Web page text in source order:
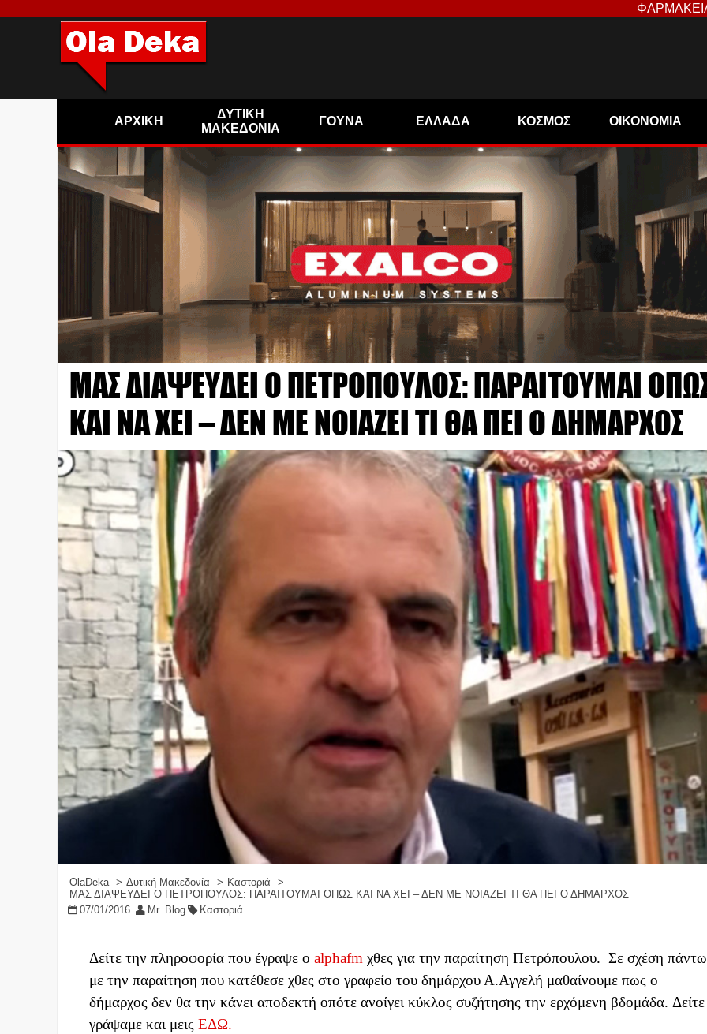
ΑΡΧΙΚΗ
ΔΥΤΙΚΗ
ΜΑΚΕΔΟΝΙΑ
ΓΟΥΝΑ ΕΛΛΑΔΑ ΚΟΣΜΟΣ ΟΙΚΟΝΟΜΙΑ
ΜΑΣ ΔΙΑΨΕΥΔΕΙ Ο ΠΕΤΡΟΠΟΥΛΟΣ: ΠΑΡΑΙΤΟΥΜΑΙ
ΚΑΙ ΝΑ ΧΕΙ – ΔΕΝ ΜΕ ΝΟΙΑΖΕΙ ΤΙ ΘΑ ΠΕΙ Ο ΔΗΜΑΡΧΟΣ
OlaDeka Δυτική Μακεδονία
Καστοριά
ΜΑΣ ΔΙΑΨΕΥΔΕΙ Ο ΠΕΤΡΟΠΟΥΛΟΣ: ΠΑΡΑΙΤΟΥΜΑΙ ΟΠΩΣ ΚΑΙ ΝΑ ΧΕΙ – ΔΕΝ ΜΕ ΝΟΙΑΖΕΙ ΤΙ ΘΑ ΠΕΙ Ο ΔΗΜΑΡΧΟΣ
07/01/2016
Mr. Blog Καστοριά
Δείτε την πληροφορία που έγραψε ο alphafm χθες για την παραίτηση Πετρόπουλου. Σε σχέση
με την παραίτηση που κατέθεσε χθες στο γραφείο του δημάρχου Α.Αγγελή μαθαίνουμε πως ο
δήμαρχος δεν θα την κάνει αποδεκτή οπότε ανοίγει κύκλος συζήτησης την ερχόμενη βδομάδα. Δείτε
γράψαμε και μεις ΕΔΩ.